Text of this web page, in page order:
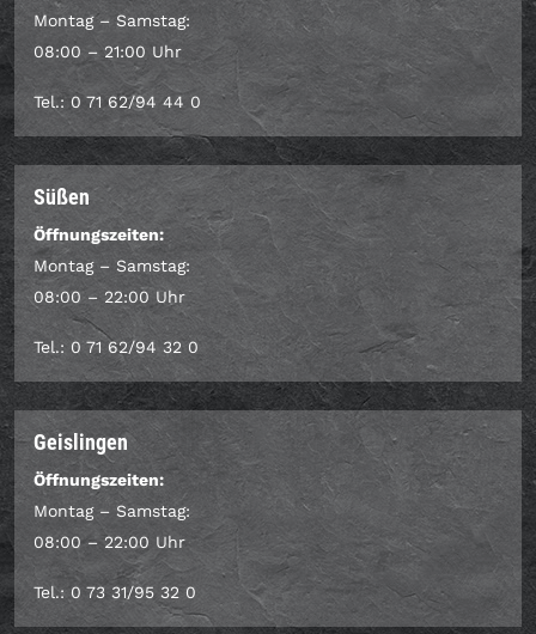
Montag – Samstag:
08:00 – 21:00 Uhr
Tel.: 0 71 62/94 44 0
Süßen
Öffnungszeiten:
Montag – Samstag:
08:00 – 22:00 Uhr
Tel.: 0 71 62/94 32 0
Geislingen
Öffnungszeiten:
Montag – Samstag:
08:00 – 22:00 Uhr
Tel.: 0 73 31/95 32 0